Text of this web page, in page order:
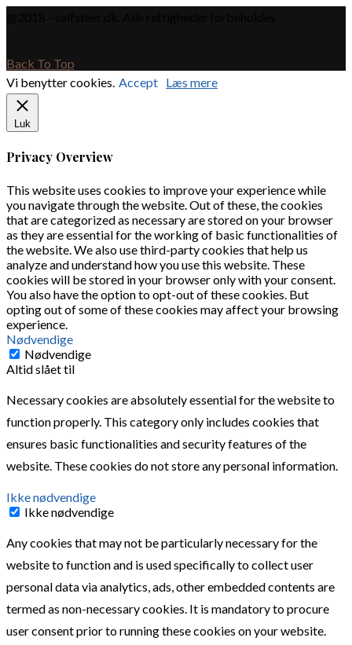
Back To Top
Vi benytter cookies. Accept Læs mere
Luk
Privacy Overview
This website uses cookies to improve your experience while
you navigate through the website. Out of these, the cookies
that are categorized as necessary are stored on your browser
as they are essential for the working of basic functionalities of
the website. We also use third-party cookies that help us
analyze and understand how you use this website. These
cookies will be stored in your browser only with your consent.
You also have the option to opt-out of these cookies. But
opting out of some of these cookies may affect your browsing
experience.
Nødvendige
Nødvendige
Altid slået til
Necessary cookies are absolutely essential for the website to
function properly. This category only includes cookies that
ensures basic functionalities and security features of the
website. These cookies do not store any personal information.
Ikke nødvendige
Ikke nødvendige
Any cookies that may not be particularly necessary for the
website to function and is used specifically to collect user
personal data via analytics, ads, other embedded contents are
termed as non-necessary cookies. It is mandatory to procure
user consent prior to running these cookies on your website.